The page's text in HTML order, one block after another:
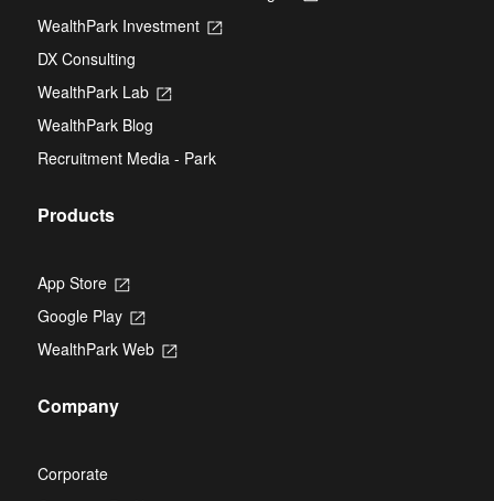
WealthPark Investment
Opens
DX Consulting
WealthPark Lab
Opens
new
tab
WealthPark Blog
Recruitment Media - Park
Products
App Store
Opens
a
new
tab
Google Play
Opens
a
WealthPark Web
Opens
Company
Corporate